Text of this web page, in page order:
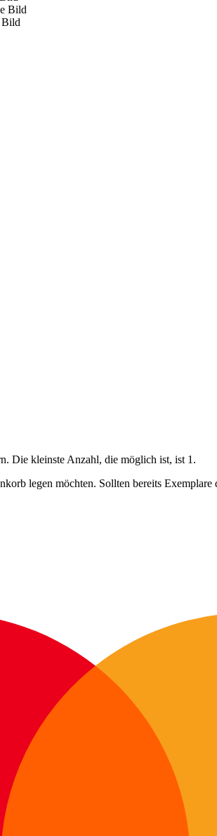
Die kleinste Anzahl, die möglich ist, ist 1.
legen möchten. Sollten bereits